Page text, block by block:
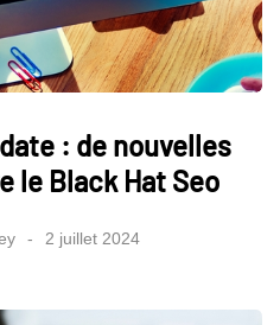
: de nouvelles
le Black Hat Seo
2 juillet 2024